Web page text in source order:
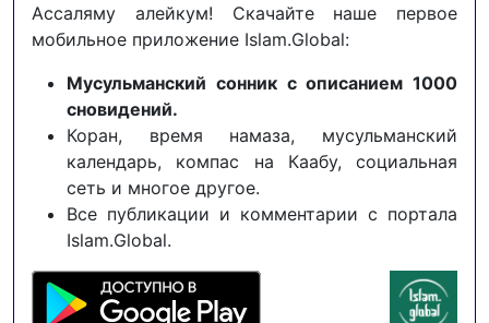
Ассаляму алейкум! Скачайте наше первое
мобильное приложение Islam.Global:
Мусульманский сонник с описанием 1000
сновидений.
Коран, время намаза, мусульманский
календарь, компас на Каабу, социальная
сеть и многое другое.
Все публикации и комментарии с портала
Islam.Global.